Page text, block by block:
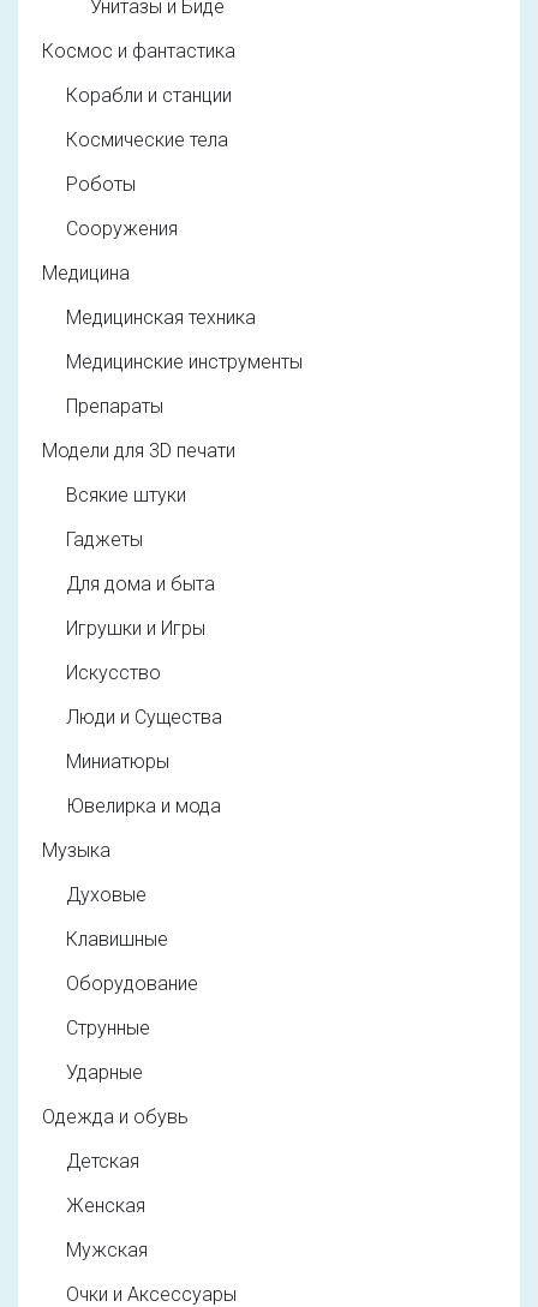
Унитазы и Биде
Космос и фантастика
Корабли и станции
Космические тела
Роботы
Сооружения
Медицина
Медицинская техника
Медицинские инструменты
Препараты
Модели для 3D печати
Всякие штуки
Гаджеты
Для дома и быта
Игрушки и Игры
Искусство
Люди и Существа
Миниатюры
Ювелирка и мода
Музыка
Духовые
Клавишные
Оборудование
Струнные
Ударные
Одежда и обувь
Детская
Женская
Мужская
Очки и Аксессуары